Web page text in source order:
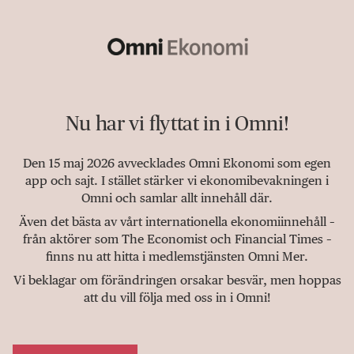
Nu har vi flyttat in i Omni!
Den 15 maj 2026 avvecklades Omni Ekonomi som egen
app och sajt. I stället stärker vi ekonomibevakningen i
Omni och samlar allt innehåll där.
Även det bästa av vårt internationella ekonomiinnehåll –
från aktörer som The Economist och Financial Times –
finns nu att hitta i medlemstjänsten Omni Mer.
Vi beklagar om förändringen orsakar besvär, men hoppas
att du vill följa med oss in i Omni!